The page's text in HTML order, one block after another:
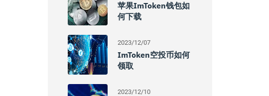
苹果imToken钱包如
何下载
2023/12/07
ImToken空投币如何
领取
2023/12/10